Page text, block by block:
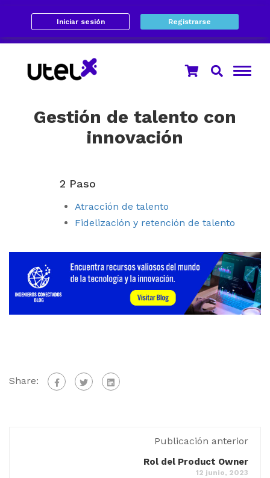
Iniciar sesión Registrarse
Gestión de talento con
innovación
2 Paso
Atracción de talento
Fidelización y retención de talento
Share:
Publicación anterior
Rol del Product Owner
12 junio, 2023